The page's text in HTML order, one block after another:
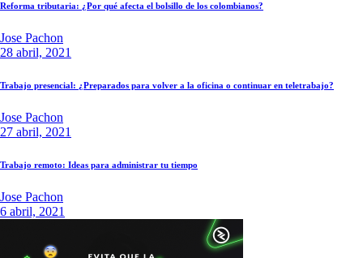
Reforma tributaria: ¿Por qué afecta el bolsillo de los colombianos?
Jose Pachon
28 abril, 2021
Trabajo presencial: ¿Preparados para volver a la oficina o continuar en teletrabajo?
Jose Pachon
27 abril, 2021
Trabajo remoto: Ideas para administrar tu tiempo
Jose Pachon
6 abril, 2021